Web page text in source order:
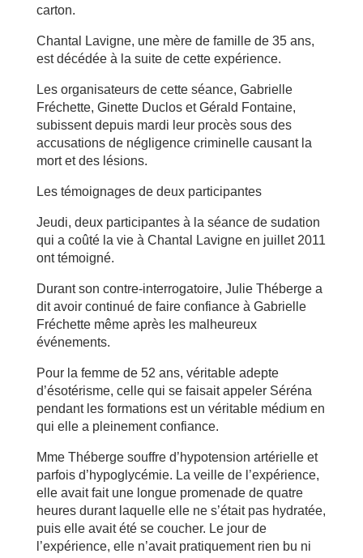
carton.
Chantal Lavigne, une mère de famille de 35 ans,
est décédée à la suite de cette expérience.
Les organisateurs de cette séance, Gabrielle
Fréchette, Ginette Duclos et Gérald Fontaine,
subissent depuis mardi leur procès sous des
accusations de négligence criminelle causant la
mort et des lésions.
Les témoignages de deux participantes
Jeudi, deux participantes à la séance de sudation
qui a coûté la vie à Chantal Lavigne en juillet 2011
ont témoigné.
Durant son contre-interrogatoire, Julie Théberge a
dit avoir continué de faire confiance à Gabrielle
Fréchette même après les malheureux
événements.
Pour la femme de 52 ans, véritable adepte
d’ésotérisme, celle qui se faisait appeler Séréna
pendant les formations est un véritable médium en
qui elle a pleinement confiance.
Mme Théberge souffre d’hypotension artérielle et
parfois d’hypoglycémie. La veille de l’expérience,
elle avait fait une longue promenade de quatre
heures durant laquelle elle ne s’était pas hydratée,
puis elle avait été se coucher. Le jour de
l’expérience, elle n’avait pratiquement rien bu ni